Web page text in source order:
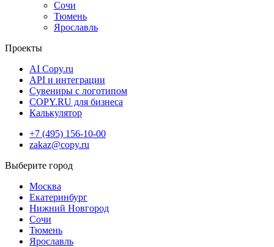
Сочи
Тюмень
Ярославль
Проекты
AI Copy.ru
API и интеграции
Сувениры с логотипом
COPY.RU для бизнеса
Калькулятор
+7 (495) 156-10-00
zakaz@copy.ru
Москва
Екатеринбург
Нижний Новгород
Сочи
Тюмень
Ярославль